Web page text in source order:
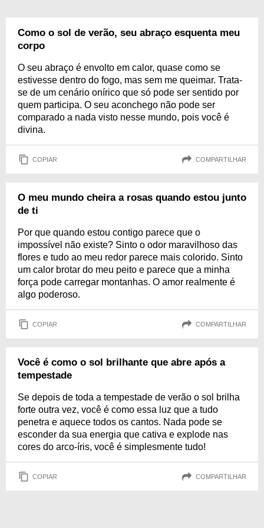
Como o sol de verão, seu abraço esquenta meu
corpo
O seu abraço é envolto em calor, quase como se
estivesse dentro do fogo, mas sem me queimar. Trata-
se de um cenário onírico que só pode ser sentido por
quem participa. O seu aconchego não pode ser
comparado a nada visto nesse mundo, pois você é
divina.
COPIAR COMPARTILHAR
O meu mundo cheira a rosas quando estou junto
de ti
Por que quando estou contigo parece que o
impossível não existe? Sinto o odor maravilhoso das
flores e tudo ao meu redor parece mais colorido. Sinto
um calor brotar do meu peito e parece que a minha
força pode carregar montanhas. O amor realmente é
algo poderoso.
COPIAR COMPARTILHAR
Você é como o sol brilhante que abre após a
tempestade
Se depois de toda a tempestade de verão o sol brilha
forte outra vez, você é como essa luz que a tudo
penetra e aquece todos os cantos. Nada pode se
esconder da sua energia que cativa e explode nas
cores do arco-íris, você é simplesmente tudo!
COPIAR COMPARTILHAR